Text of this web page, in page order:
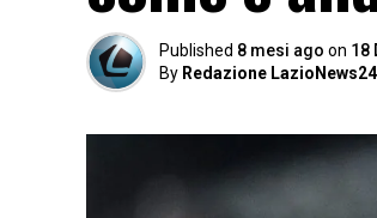
Published 8 mesi ago on 18
By Redazione LazioNews24